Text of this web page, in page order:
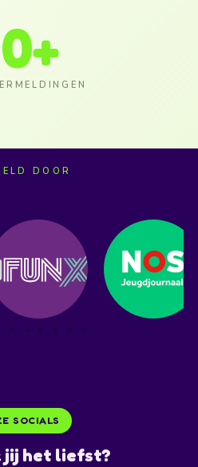
+
DOOR
SOCIALS
jij het liefst?